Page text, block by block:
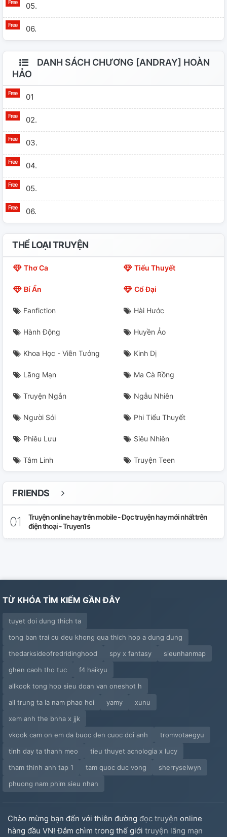
05.
06.
DANH SÁCH CHƯƠNG [ANDRAY] HOÀN
HẢO
01
02.
03.
04.
05.
06.
THỂ LOẠI TRUYỆN
Thơ Ca Tiểu Thuyết
Bí Ẩn Cổ Đại
Fanfiction Hài Hước
Hành Động Huyền Ảo
Khoa Học - Viễn Tưởng Kinh Dị
Lãng Mạn Ma Cà Rồng
Truyện Ngắn Ngẫu Nhiên
Người Sói Phi Tiểu Thuyết
Phiêu Lưu Siêu Nhiên
Tâm Linh Truyện Teen
FRIENDS
Truyện online hay trên mobile - Đọc truyện hay mới nhất trên
điện thoại - Truyen1s
TỪ KHÓA TÌM KIẾM GẦN ĐÂY
tuyet doi dung thich ta
tong ban trai cu deu khong qua thich hop a dung dung
thedarksideofredridinghood
spy x fantasy
sieunhanmap
ghen caoh tho tuc
f4 haikyu
allkook tong hop sieu doan van oneshot h
all trung ta la nam phao hoi
yamy
xunu
xem anh the bnha x jjk
vkook cam on em da buoc den cuoc doi anh
tromvotaegyu
tinh day ta thanh meo
tieu thuyet acnologia x lucy
tham thinh anh tap 1
tam quoc duc vong
sherryselwyn
phuong nam phim sieu nhan
Chào mừng bạn đến với thiên đường đọc truyện online
hàng đầu VN! Đắm chìm trong thế giới truyện lãng mạn